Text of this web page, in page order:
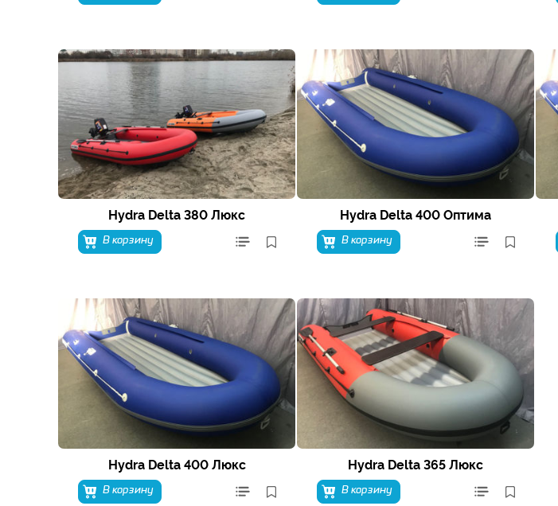
Hydra Delta 380 Люкс
В корзину
Hydra Delta 400 Оптима
В корзину
Hydra Delta 400 Люкс
В корзину
Hydra Delta 365 Люкс
В корзину